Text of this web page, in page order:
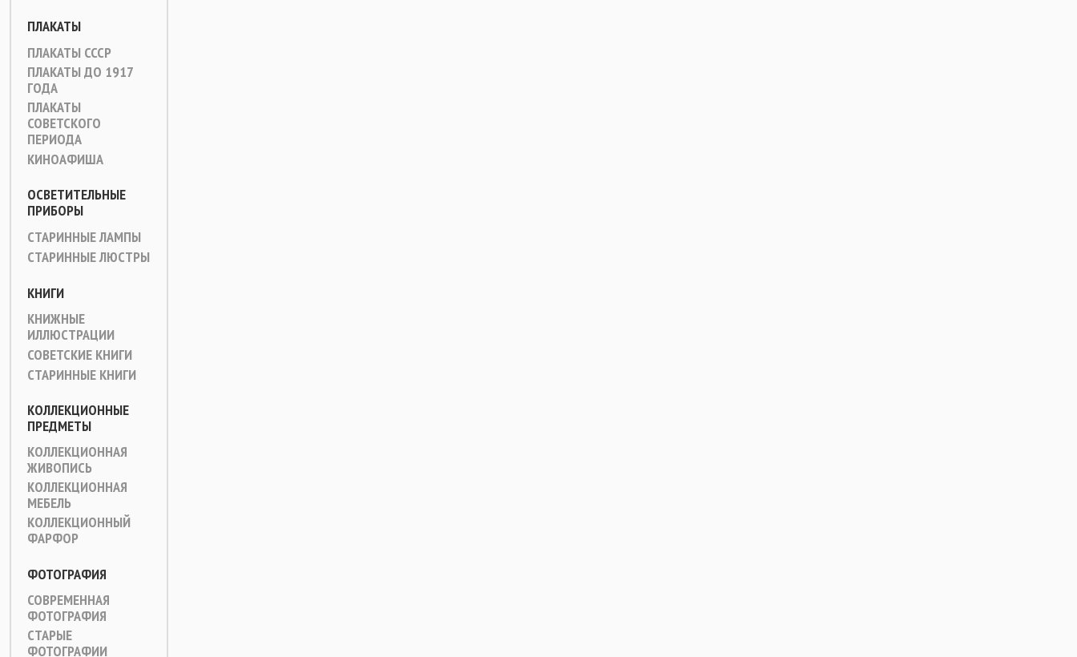
ПЛАКАТЫ
ПЛАКАТЫ СССР
ПЛАКАТЫ ДО 1917
ГОДА
ПЛАКАТЫ
СОВЕТСКОГО
ПЕРИОДА
КИНОАФИША
ОСВЕТИТЕЛЬНЫЕ
ПРИБОРЫ
СТАРИННЫЕ ЛАМПЫ
СТАРИННЫЕ ЛЮСТРЫ
КНИГИ
КНИЖНЫЕ
ИЛЛЮСТРАЦИИ
СОВЕТСКИЕ КНИГИ
СТАРИННЫЕ КНИГИ
КОЛЛЕКЦИОННЫЕ
ПРЕДМЕТЫ
КОЛЛЕКЦИОННАЯ
ЖИВОПИСЬ
КОЛЛЕКЦИОННАЯ
МЕБЕЛЬ
КОЛЛЕКЦИОННЫЙ
ФАРФОР
ФОТОГРАФИЯ
СОВРЕМЕННАЯ
ФОТОГРАФИЯ
СТАРЫЕ
ФОТОГРАФИИ